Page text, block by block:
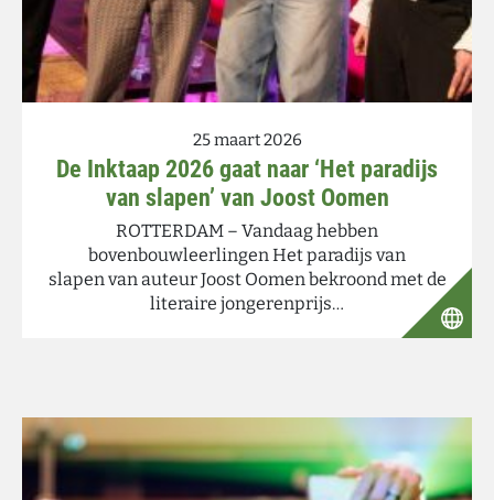
25 maart 2026
De Inktaap 2026 gaat naar ‘Het paradijs
van slapen’ van Joost Oomen
ROTTERDAM – Vandaag hebben
bovenbouwleerlingen Het paradijs van
slapen van auteur Joost Oomen bekroond met de
literaire jongerenprijs…